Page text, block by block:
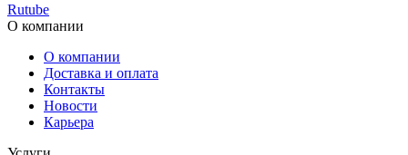
Rutube
О компании
О компании
Доставка и оплата
Контакты
Новости
Карьера